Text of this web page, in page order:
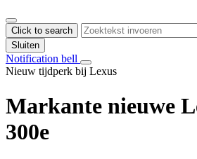
Click to search
Sluiten
Notification bell
Nieuw tijdperk bij Lexus
Markante nieuwe
300e